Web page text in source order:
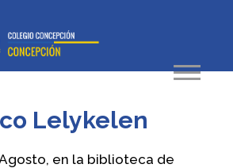
Lelykelen
en la biblioteca de